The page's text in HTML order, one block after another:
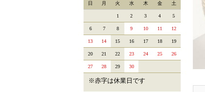
日 月 火 水 木 金 土
1 2 3 4 5
6 7 8 9 10 11 12
13 14 15 16 17 18 19
20 21 22 23 24 25 26
27 28 29 30
※赤字は休業日です